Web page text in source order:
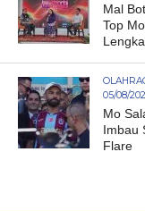
Mal
Top
05/08/
Mo
Imbau
Flare